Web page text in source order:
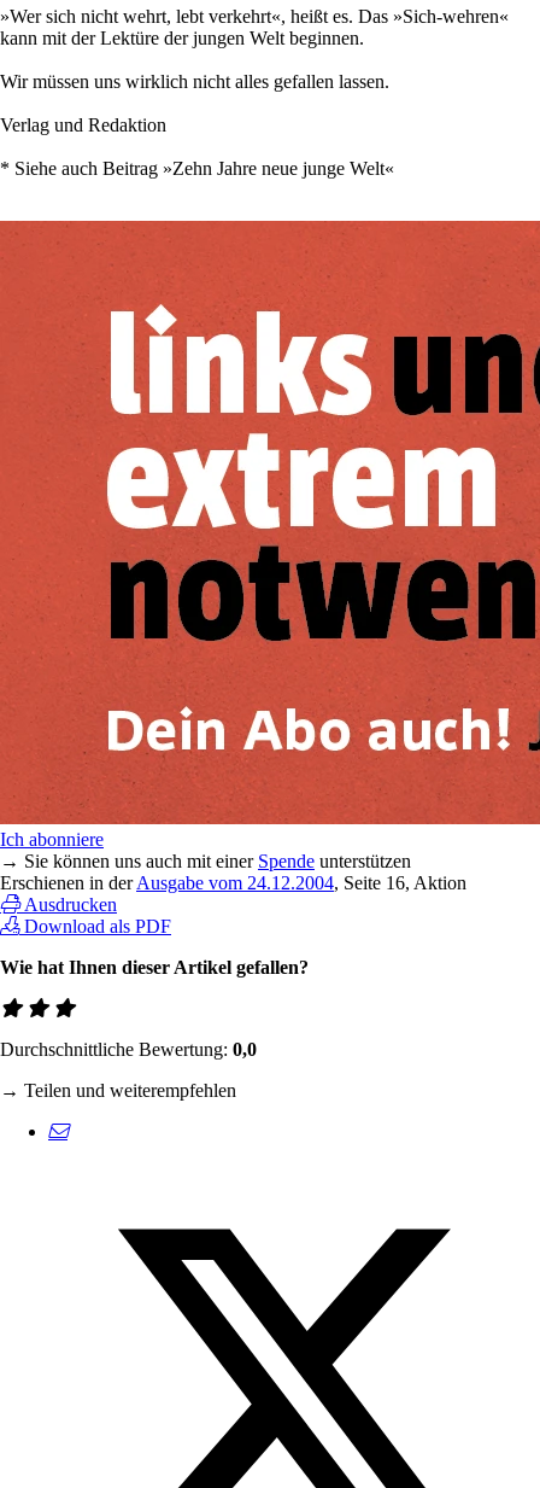
»Wer sich nicht wehrt, lebt verkehrt«, heißt es. Das »Sich-wehren«
kann mit der Lektüre der jungen Welt beginnen.
Wir müssen uns wirklich nicht alles gefallen lassen.
Verlag und Redaktion
* Siehe auch Beitrag »Zehn Jahre neue junge Welt«
Ich abonniere
→ Sie können uns auch mit einer Spende unterstützen
Erschienen in derAusgabe vom 24.12.2004, Seite 16, Aktion
Ausdrucken
Download als PDF
Wie hat Ihnen dieser Artikel gefallen?
Durchschnittliche Bewertung: 0,0
→ Teilen und weiterempfehlen